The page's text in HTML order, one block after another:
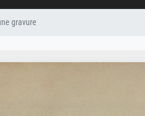
gravure